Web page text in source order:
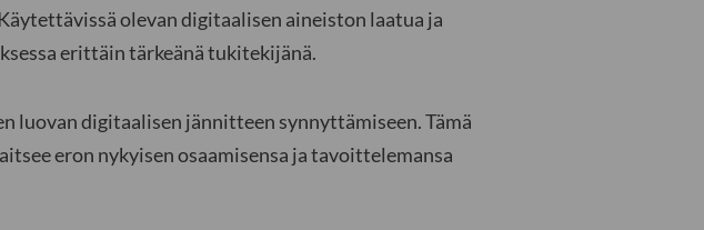
olevan digitaalisen aineiston laatua ja
erittäin tärkeänä tukitekijänä.
luovan digitaalisen jännitteen synnyttämiseen. Tämä
eron nykyisen osaamisensa ja tavoittelemansa